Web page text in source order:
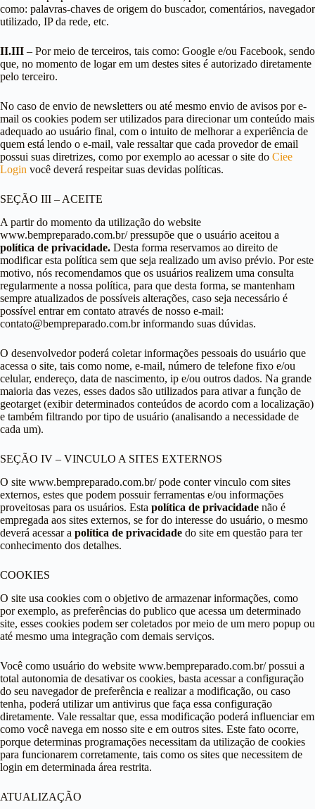
como: palavras-chaves de origem do buscador, comentários, navegador
utilizado, IP da rede, etc.
II.III – Por meio de terceiros, tais como: Google e/ou Facebook, sendo
que, no momento de logar em um destes sites é autorizado diretamente
pelo terceiro.
No caso de envio de newsletters ou até mesmo envio de avisos por e-
mail os cookies podem ser utilizados para direcionar um conteúdo mais
adequado ao usuário final, com o intuito de melhorar a experiência de
quem está lendo o e-mail, vale ressaltar que cada provedor de email
possui suas diretrizes, como por exemplo ao acessar o site do Ciee
Login você deverá respeitar suas devidas políticas.
SEÇÃO III – ACEITE
A partir do momento da utilização do website
www.bempreparado.com.br/ pressupõe que o usuário aceitou a
política de privacidade. Desta forma reservamos ao direito de
modificar esta política sem que seja realizado um aviso prévio. Por este
motivo, nós recomendamos que os usuários realizem uma consulta
regularmente a nossa política, para que desta forma, se mantenham
sempre atualizados de possíveis alterações, caso seja necessário é
possível entrar em contato através de nosso e-mail:
contato@bempreparado.com.br informando suas dúvidas.
O desenvolvedor poderá coletar informações pessoais do usuário que
acessa o site, tais como nome, e-mail, número de telefone fixo e/ou
celular, endereço, data de nascimento, ip e/ou outros dados. Na grande
maioria das vezes, esses dados são utilizados para ativar a função de
geotarget (exibir determinados conteúdos de acordo com a localização)
e também filtrando por tipo de usuário (analisando a necessidade de
cada um).
SEÇÃO IV – VINCULO A SITES EXTERNOS
O site www.bempreparado.com.br/ pode conter vinculo com sites
externos, estes que podem possuir ferramentas e/ou informações
proveitosas para os usuários. Esta política de privacidade não é
empregada aos sites externos, se for do interesse do usuário, o mesmo
deverá acessar a política de privacidade do site em questão para ter
conhecimento dos detalhes.
COOKIES
O site usa cookies com o objetivo de armazenar informações, como
por exemplo, as preferências do publico que acessa um determinado
site, esses cookies podem ser coletados por meio de um mero popup ou
até mesmo uma integração com demais serviços.
Você como usuário do website www.bempreparado.com.br/ possui a
total autonomia de desativar os cookies, basta acessar a configuração
do seu navegador de preferência e realizar a modificação, ou caso
tenha, poderá utilizar um antivirus que faça essa configuração
diretamente. Vale ressaltar que, essa modificação poderá influenciar em
como você navega em nosso site e em outros sites. Este fato ocorre,
porque determinas programações necessitam da utilização de cookies
para funcionarem corretamente, tais como os sites que necessitem de
login em determinada área restrita.
ATUALIZAÇÃO